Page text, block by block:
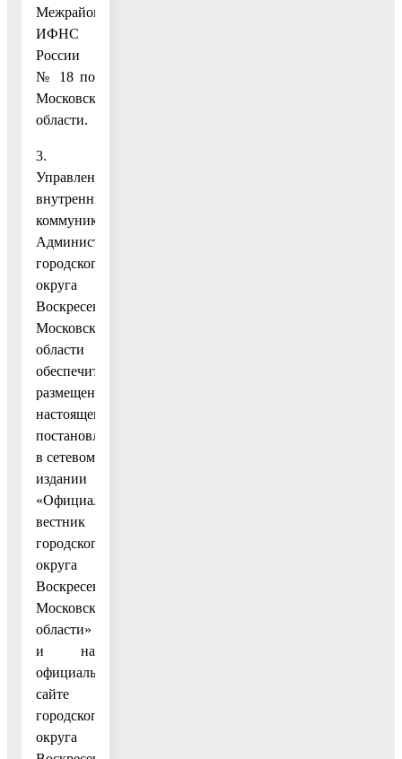
Межрайонной
ИФНС
России
№ 18 по
Московской
области.
3.
Управлению
внутренних
коммуникаций
Администрации
городского
округа
Воскресенск
Московской
области
обеспечить
размещение
настоящего
постановления
в сетевом
издании
«Официальный
вестник
городского
округа
Воскресенск
Московской
области»
и на
официальном
сайте
городского
округа